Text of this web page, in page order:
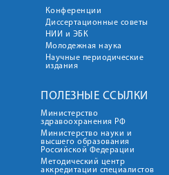
Конференции
Диссертационные советы
НИИ и ЭБК
Молодежная наука
Научные периодические
издания
ПОЛЕЗНЫЕ ССЫЛКИ
Министерство
здравоохранения РФ
Министерство науки и
высшего образования
Российской Федерации
Методический центр
аккредитации специалистов